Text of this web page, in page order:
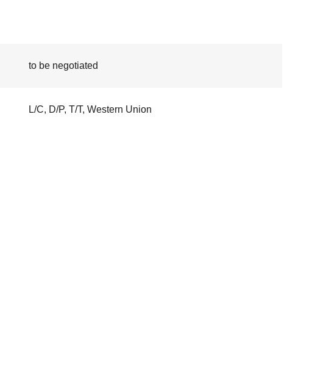
to be negotiated
L/C, D/P, T/T, Western Union